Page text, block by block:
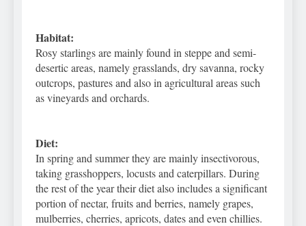
Habitat:
Rosy starlings are mainly found in steppe and semi-
desertic areas, namely grasslands, dry savanna, rocky
outcrops, pastures and also in agricultural areas such
as vineyards and orchards.
Diet:
In spring and summer they are mainly insectivorous,
taking grasshoppers, locusts and caterpillars. During
the rest of the year their diet also includes a significant
portion of nectar, fruits and berries, namely grapes,
mulberries, cherries, apricots, dates and even chillies.